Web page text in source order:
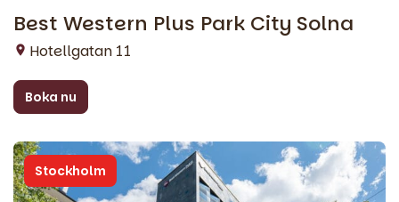
Best Western Plus Park City Solna
Hotellgatan 11
Boka nu
Stockholm